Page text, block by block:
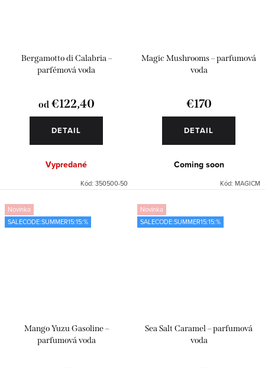
Bergamotto di Calabria –
parfémová voda
od€122,40
DETAIL
Vypredané
Kód: 350500-50
Magic Mushrooms – parfumová
voda
€170
DETAIL
Coming soon
Kód: MAGICM
Novinka
SALECODE:SUMMER15:15:%
Mango Yuzu Gasoline –
parfumová voda
Novinka
SALECODE:SUMMER15:15:%
Sea Salt Caramel – parfumová
voda